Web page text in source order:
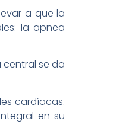
a que la
la apnea
se da
cardíacas.
en su